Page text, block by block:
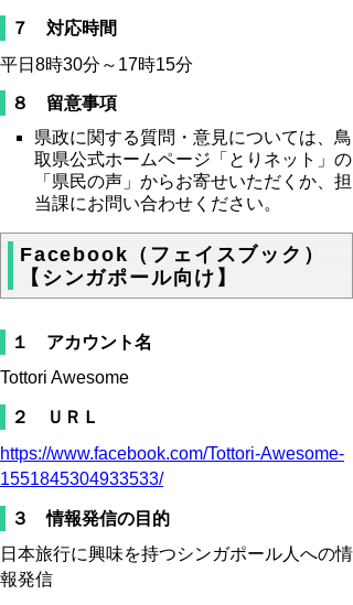
７ 対応時間
平日8時30分～17時15分
８ 留意事項
県政に関する質問・意見については、鳥
取県公式ホームページ「とりネット」の
「県民の声」からお寄せいただくか、担
当課にお問い合わせください。
Facebook（フェイスブック）
【シンガポール向け】
１ アカウント名
Tottori Awesome
２ ＵＲＬ
https://www.facebook.com/Tottori-Awesome-
1551845304933533/
３ 情報発信の目的
日本旅行に興味を持つシンガポール人への情
報発信